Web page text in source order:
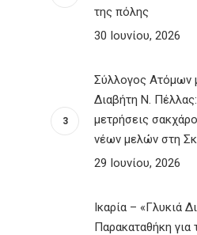
της πόλης
30 Ιουνίου, 2026
Σύλλογος Ατόμων
Διαβήτη Ν.
μετρήσεις
νέων μελών στη
29 Ιουνίου, 2026
Ικαρία – «Γλυκιά
Παρακαταθήκη για